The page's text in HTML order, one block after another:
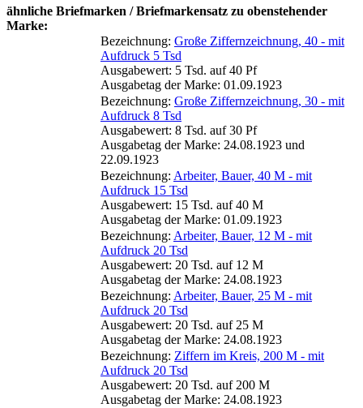
ähnliche Briefmarken / Briefmarkensatz zu obenstehender
Marke:
Bezeichnung: Große Ziffernzeichnung, 40 - mit
Aufdruck 5 Tsd
Ausgabewert: 5 Tsd. auf 40 Pf
Ausgabetag der Marke: 01.09.1923
Bezeichnung: Große Ziffernzeichnung, 30 - mit
Aufdruck 8 Tsd
Ausgabewert: 8 Tsd. auf 30 Pf
Ausgabetag der Marke: 24.08.1923 und
22.09.1923
Bezeichnung: Arbeiter, Bauer, 40 M - mit
Aufdruck 15 Tsd
Ausgabewert: 15 Tsd. auf 40 M
Ausgabetag der Marke: 01.09.1923
Bezeichnung: Arbeiter, Bauer, 12 M - mit
Aufdruck 20 Tsd
Ausgabewert: 20 Tsd. auf 12 M
Ausgabetag der Marke: 24.08.1923
Bezeichnung: Arbeiter, Bauer, 25 M - mit
Aufdruck 20 Tsd
Ausgabewert: 20 Tsd. auf 25 M
Ausgabetag der Marke: 24.08.1923
Bezeichnung: Ziffern im Kreis, 200 M - mit
Aufdruck 20 Tsd
Ausgabewert: 20 Tsd. auf 200 M
Ausgabetag der Marke: 24.08.1923